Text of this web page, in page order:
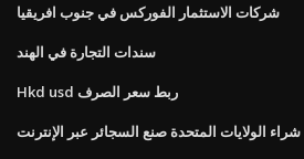
شركات الاستثمار الفوركس في جنوب افريقيا
سندات التجارة في الهند
Hkd usd ربط سعر الصرف
شراء الولايات المتحدة صنع السجائر عبر الإنترنت